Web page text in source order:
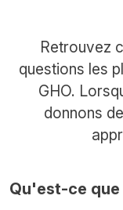
Retrouvez
questions les
GHO.
donnons
Qu'est-ce que